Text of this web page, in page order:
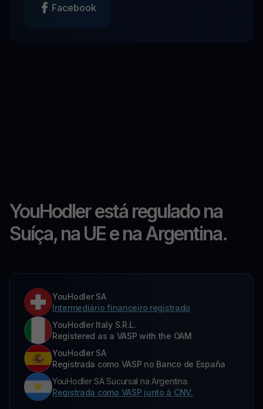
Facebook
YouHodler está regulado na
Suíça, na UE e na Argentina.
YouHodler SA
Intermediário financeiro registrado
YouHodler Italy S.R.L.
Registered as a VASP with the OAM
YouHodler SA
Registrada como VASP no Banco de España
YouHodler SA Sucursal na Argentina.
Registrada como VASP junto à CNV.